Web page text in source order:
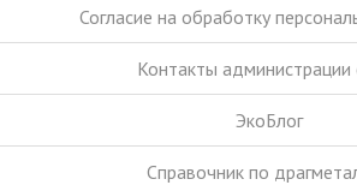
Согласие на обработку
Контакты администрации
ЭкоБлог
Справочник по